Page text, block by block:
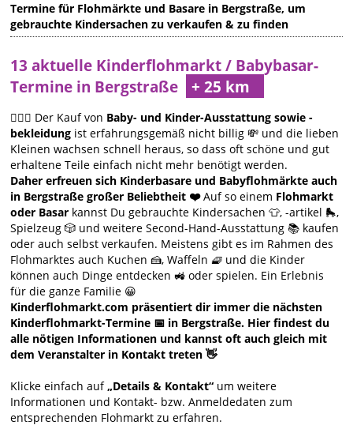
Termine für Flohmärkte und Basare in Bergstraße, um
gebrauchte Kindersachen zu verkaufen & zu finden
13 aktuelle Kinderflohmarkt / Babybasar-
Termine in Bergstraße
🙋🏻‍♀️ Der Kauf von Baby- und Kinder-Ausstattung sowie -
bekleidung ist erfahrungsgemäß nicht billig 💸 und die lieben
Kleinen wachsen schnell heraus, so dass oft schöne und gut
erhaltene Teile einfach nicht mehr benötigt werden.
Daher erfreuen sich Kinderbasare und Babyflohmärkte auch
in Bergstraße großer Beliebtheit ❤️Auf so einem Flohmarkt
oder Basar kannst Du gebrauchte Kindersachen 👕, -artikel 🛼,
Spielzeug 🎲 und weitere Second-Hand-Ausstattung 📚 kaufen
oder auch selbst verkaufen. Meistens gibt es im Rahmen des
Flohmarktes auch Kuchen 🍰, Waffeln 🧇 und die Kinder
können auch Dinge entdecken 🚜 oder spielen. Ein Erlebnis
für die ganze Familie 😀
Kinderflohmarkt.com präsentiert dir immer die nächsten
Kinderflohmarkt-Termine 📅 in Bergstraße. Hier findest du
alle nötigen Informationen und kannst oft auch gleich mit
dem Veranstalter in Kontakt treten 👋
Klicke einfach auf„Details & Kontakt“ um weitere
Informationen und Kontakt- bzw. Anmeldedaten zum
entsprechenden Flohmarkt zu erfahren.